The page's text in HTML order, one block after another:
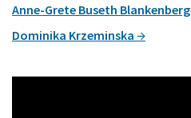
Anne-Grete Buseth Blankenberg
Dominika Krzeminska